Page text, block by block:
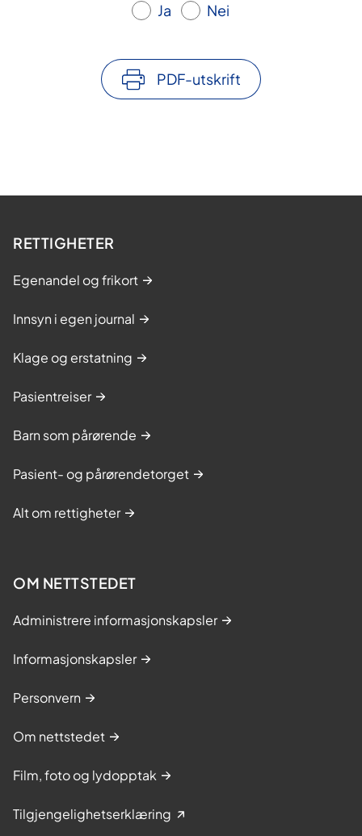
ø
Ja Nei
PDF-utskrift
RETTIGHETER
Egenandel og frikort
Innsyn i egen journal
Klage og erstatning
Pasientreiser
Barn som pårørende
Pasient- og pårørendetorget
Alt om rettigheter
OM NETTSTEDET
Administrere informasjonskapsler
Informasjonskapsler
Personvern
Om nettstedet
Film, foto og lydopptak
Tilgjengelighetserklæring